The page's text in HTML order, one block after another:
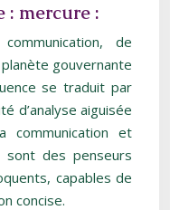
: mercure :
de
gouvernante
se traduit par
d’analyse aiguisée
et
sont des penseurs
capables de
concise.